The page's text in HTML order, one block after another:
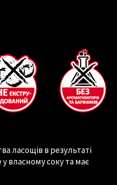
ласощів в результаті
власному соку та має